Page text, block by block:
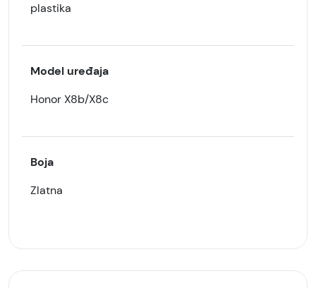
plastika
Model uređaja
Honor X8b/X8c
Boja
Zlatna